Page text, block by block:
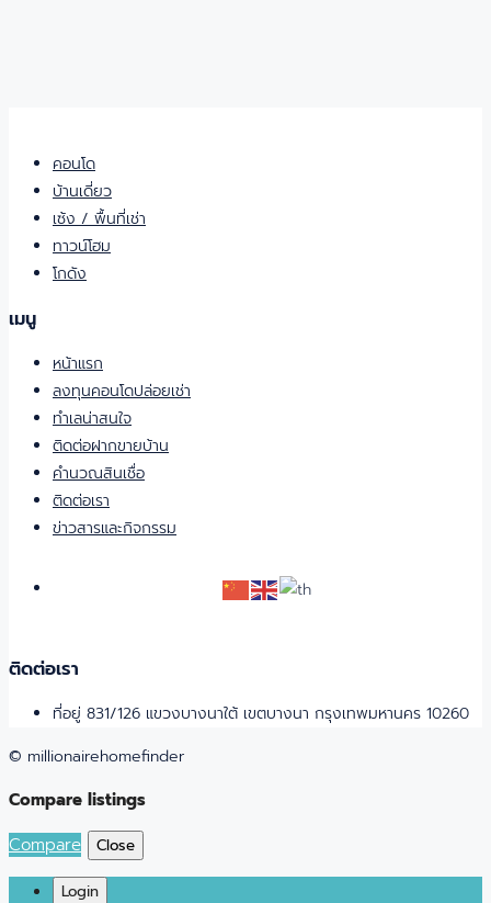
คอนโด
บ้านเดี่ยว
เซ้ง / พื้นที่เช่า
ทาวน์โฮม
โกดัง
เมนู
หน้าแรก
ลงทุนคอนโดปล่อยเช่า
ทำเลน่าสนใจ
ติดต่อฝากขายบ้าน
คำนวณสินเชื่อ
ติดต่อเรา
ข่าวสารและกิจกรรม
ติดต่อเรา
ที่อยู่ 831/126 แขวงบางนาใต้ เขตบางนา กรุงเทพมหานคร 10260
© millionairehomefinder
Compare listings
Compare
Close
Login